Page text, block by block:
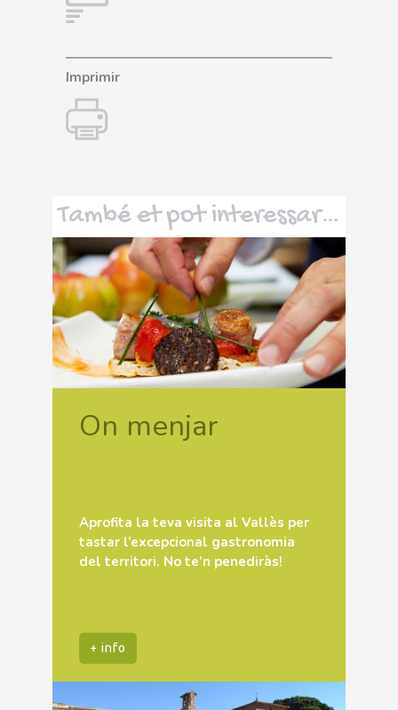
Imprimir
També et pot interessar…
On menjar
Aprofita la teva visita al Vallès per
tastar l’excepcional gastronomia
del territori. No te’n penediràs!
+ info